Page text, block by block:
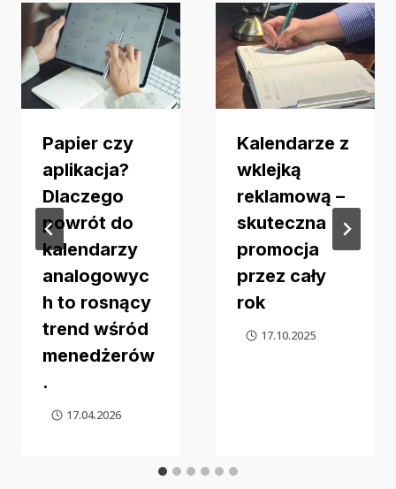
Papier czy
aplikacja?
Dlaczego
powrót do
kalendarzy
analogowyc
h to rosnący
trend wśród
menedżerów
.
17.04.2026
Kalendarze z
wklejką
reklamową –
skuteczna
promocja
przez cały
rok
17.10.2025